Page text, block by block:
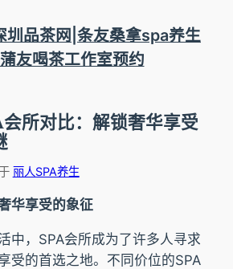
圳品茶网|条友桑拿spa养生
友喝茶工作室预约
会所对比：解锁奢华享受
丽人SPA养生
华享受的象征
中，SPA会所成为了许多人寻求
受的首选之地。不同价位的SPA